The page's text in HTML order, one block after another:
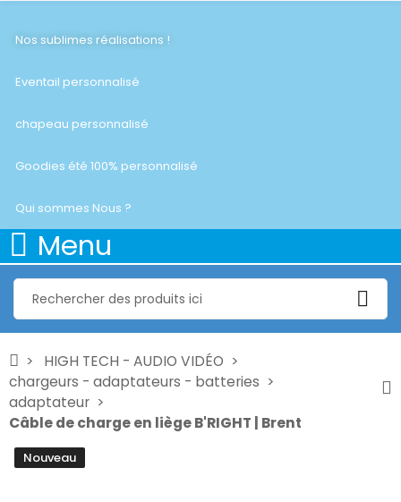
Nos sublimes réalisations !
Eventail personnalisé
chapeau personnalisé
Goodies été 100% personnalisé
Qui sommes Nous ?
Menu
HIGH TECH - AUDIO VIDÉO
chargeurs - adaptateurs - batteries
adaptateur
Câble de charge en liège B'RIGHT | Brent
Nouveau